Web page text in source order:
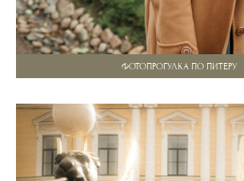
ФОТОПРОГУЛКА ПО ПИТЕРУ